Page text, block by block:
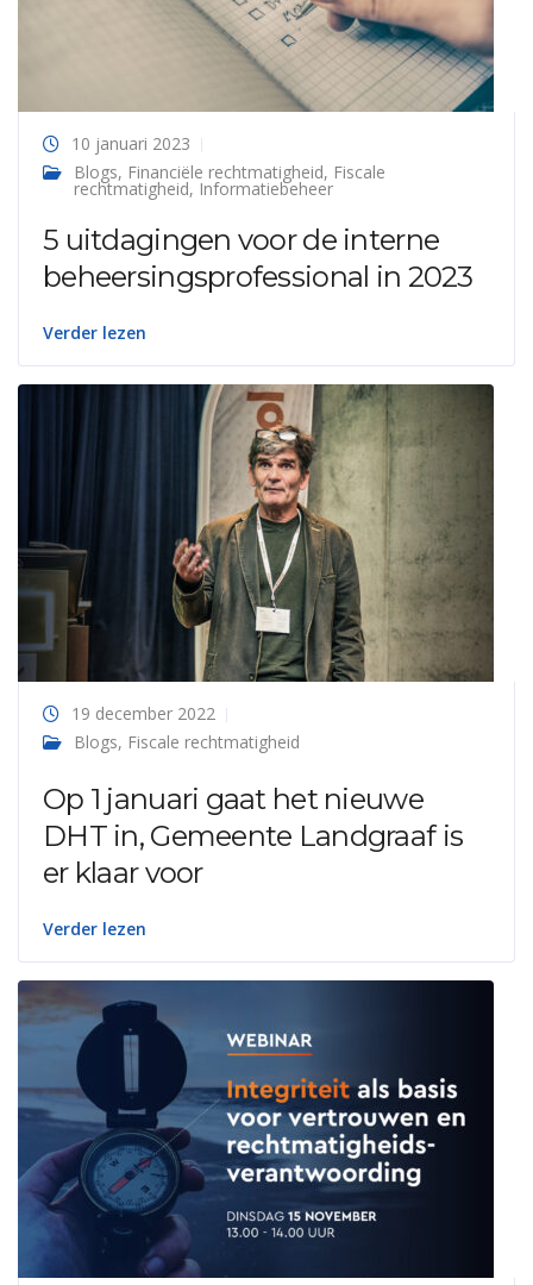
10 januari 2023
Blogs, Financiële rechtmatigheid, Fiscale
rechtmatigheid, Informatiebeheer
5 uitdagingen voor de interne
beheersingsprofessional in 2023
Verder lezen
19 december 2022
Blogs, Fiscale rechtmatigheid
Op 1 januari gaat het nieuwe
DHT in, Gemeente Landgraaf is
er klaar voor
Verder lezen